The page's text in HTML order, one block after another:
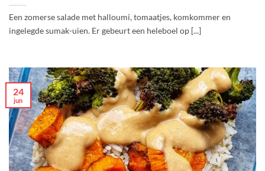
Een zomerse salade met halloumi, tomaatjes, komkommer en
ingelegde sumak-uien. Er gebeurt een heleboel op [...]
24
jun